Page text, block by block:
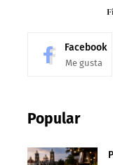
Facebook
Me gusta
Popular